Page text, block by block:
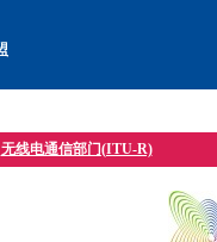
无线电通信部门(ITU-R)